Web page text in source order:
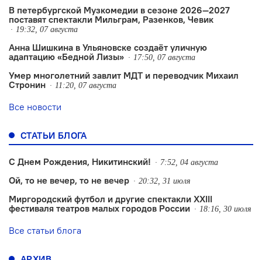
В петербургской Музкомедии в сезоне 2026—2027
поставят спектакли Мильграм, Разенков, Чевик
19:32, 07 августа
Анна Шишкина в Ульяновске создаëт уличную
адаптацию «Бедной Лизы»
17:50, 07 августа
Умер многолетний завлит МДТ и переводчик Михаил
Стронин
11:20, 07 августа
Все новости
СТАТЬИ БЛОГА
С Днем Рождения, Никитинский! 7:52, 04 августа
Ой, то не вечер, то не вечер 20:32, 31 июля
Миргородский футбол и другие спектакли XXIII
фестиваля театров малых городов России
18:16, 30 июля
Все статьи блога